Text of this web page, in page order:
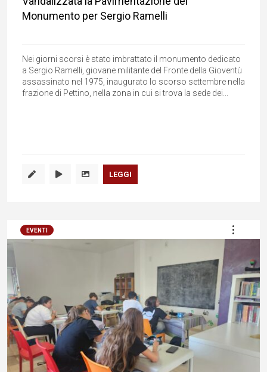
Monumento per Sergio Ramelli
Nei giorni scorsi è stato imbrattato il monumento dedicato
a Sergio Ramelli, giovane militante del Fronte della Gioventù
assassinato nel 1975, inaugurato lo scorso settembre nella
frazione di Pettino, nella zona in cui si trova la sede dei...
LEGGI
EVENTI